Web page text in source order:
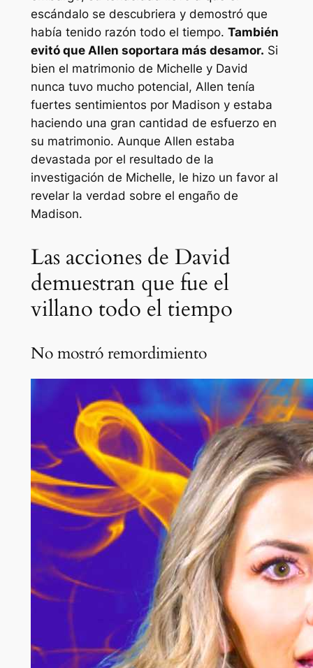
escándalo se descubriera y demostró que
había tenido razón todo el tiempo. También
evitó que Allen soportara más desamor. Si
bien el matrimonio de Michelle y David
nunca tuvo mucho potencial, Allen tenía
fuertes sentimientos por Madison y estaba
haciendo una gran cantidad de esfuerzo en
su matrimonio. Aunque Allen estaba
devastada por el resultado de la
investigación de Michelle, le hizo un favor al
revelar la verdad sobre el engaño de
Madison.
Las acciones de David
demuestran que fue el
villano todo el tiempo
No mostró remordimiento